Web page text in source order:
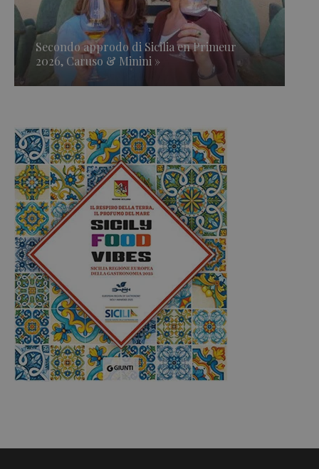
Secondo approdo di Sicilia en Primeur
2026, Caruso & Minini »